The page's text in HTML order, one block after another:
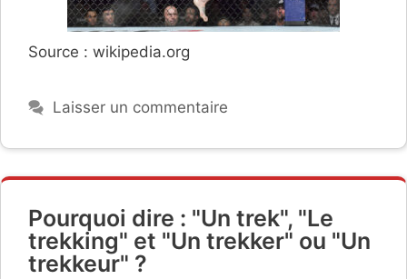
Source : wikipedia.org
Laisser un commentaire
Pourquoi dire : "Un trek", "Le
trekking" et "Un trekker" ou "Un
trekkeur" ?